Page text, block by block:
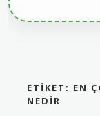
ETIKET: EN
NEDIR